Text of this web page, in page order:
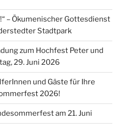
– Ökumenischer Gottesdienst
Stadtpark
zum Hochfest Peter und
29. Juni 2026
und Gäste für Ihre
2026!
am 21. Juni